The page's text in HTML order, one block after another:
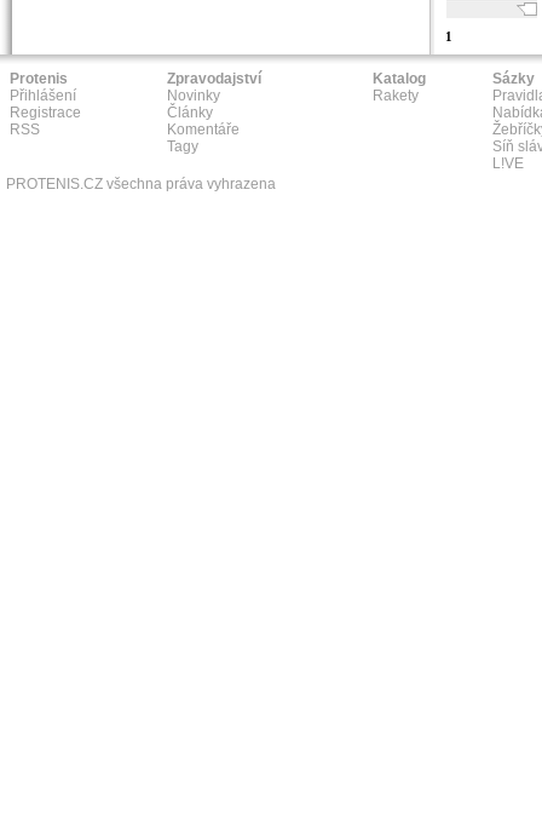
1
Protenis
Přihlášení
Registrace
RSS
Zpravodajství
Novinky
Články
Komentáře
Tagy
Katalog
Rakety
Sázky
Síň
L!VE
PROTENIS.CZ všechna práva vyhrazena